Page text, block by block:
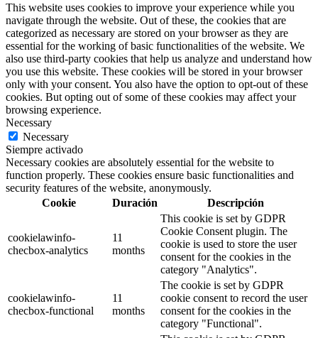
This website uses cookies to improve your experience while you
navigate through the website. Out of these, the cookies that are
categorized as necessary are stored on your browser as they are
essential for the working of basic functionalities of the website. We
also use third-party cookies that help us analyze and understand how
you use this website. These cookies will be stored in your browser
only with your consent. You also have the option to opt-out of these
cookies. But opting out of some of these cookies may affect your
browsing experience.
Necessary
Necessary
Siempre activado
Necessary cookies are absolutely essential for the website to
function properly. These cookies ensure basic functionalities and
security features of the website, anonymously.
Cookie
Duración Descripción
cookielawinfo-
checbox-analytics
11
months
This cookie is set by GDPR
Cookie Consent plugin. The
cookie is used to store the user
consent for the cookies in the
category "Analytics".
cookielawinfo-
checbox-functional
11
months
The cookie is set by GDPR
cookie consent to record the user
consent for the cookies in the
category "Functional".